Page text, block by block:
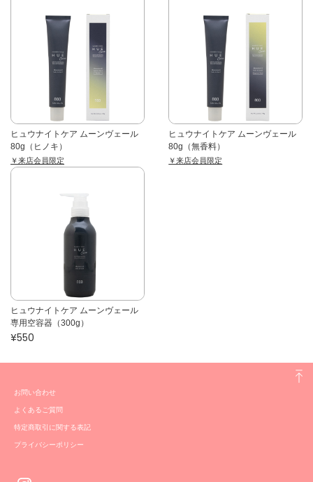
ヒュウナイトケア ムーンヴェール
80g（ヒノキ）
￥来店会員限定
ヒュウナイトケア ムーンヴェール
80g（無香料）
￥来店会員限定
ヒュウナイトケア ムーンヴェール
専用空容器（300g）
¥550
お問い合わせ
よくあるご質問
特定商取引に関する表記
プライバシーポリシー